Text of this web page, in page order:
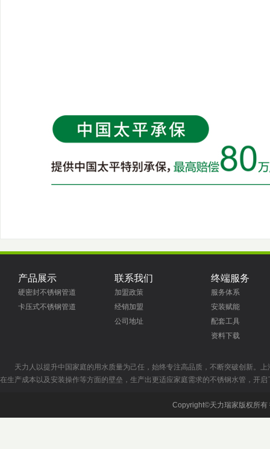
产品展示
硬密封不锈钢管道
卡压式不锈钢管道
联系我们
加盟政策
经销加盟
公司地址
终端服务
服务体系
安装赋能
配套工具
资料下载
天力人以提升中国家庭的用水质量为己任，始终专注高品质，不断突破创新。
在生产成本以及安装操作等方面的壁垒，生产出更适应家庭需求的不锈钢水管，开
Copyright©天力瑞家版权所有